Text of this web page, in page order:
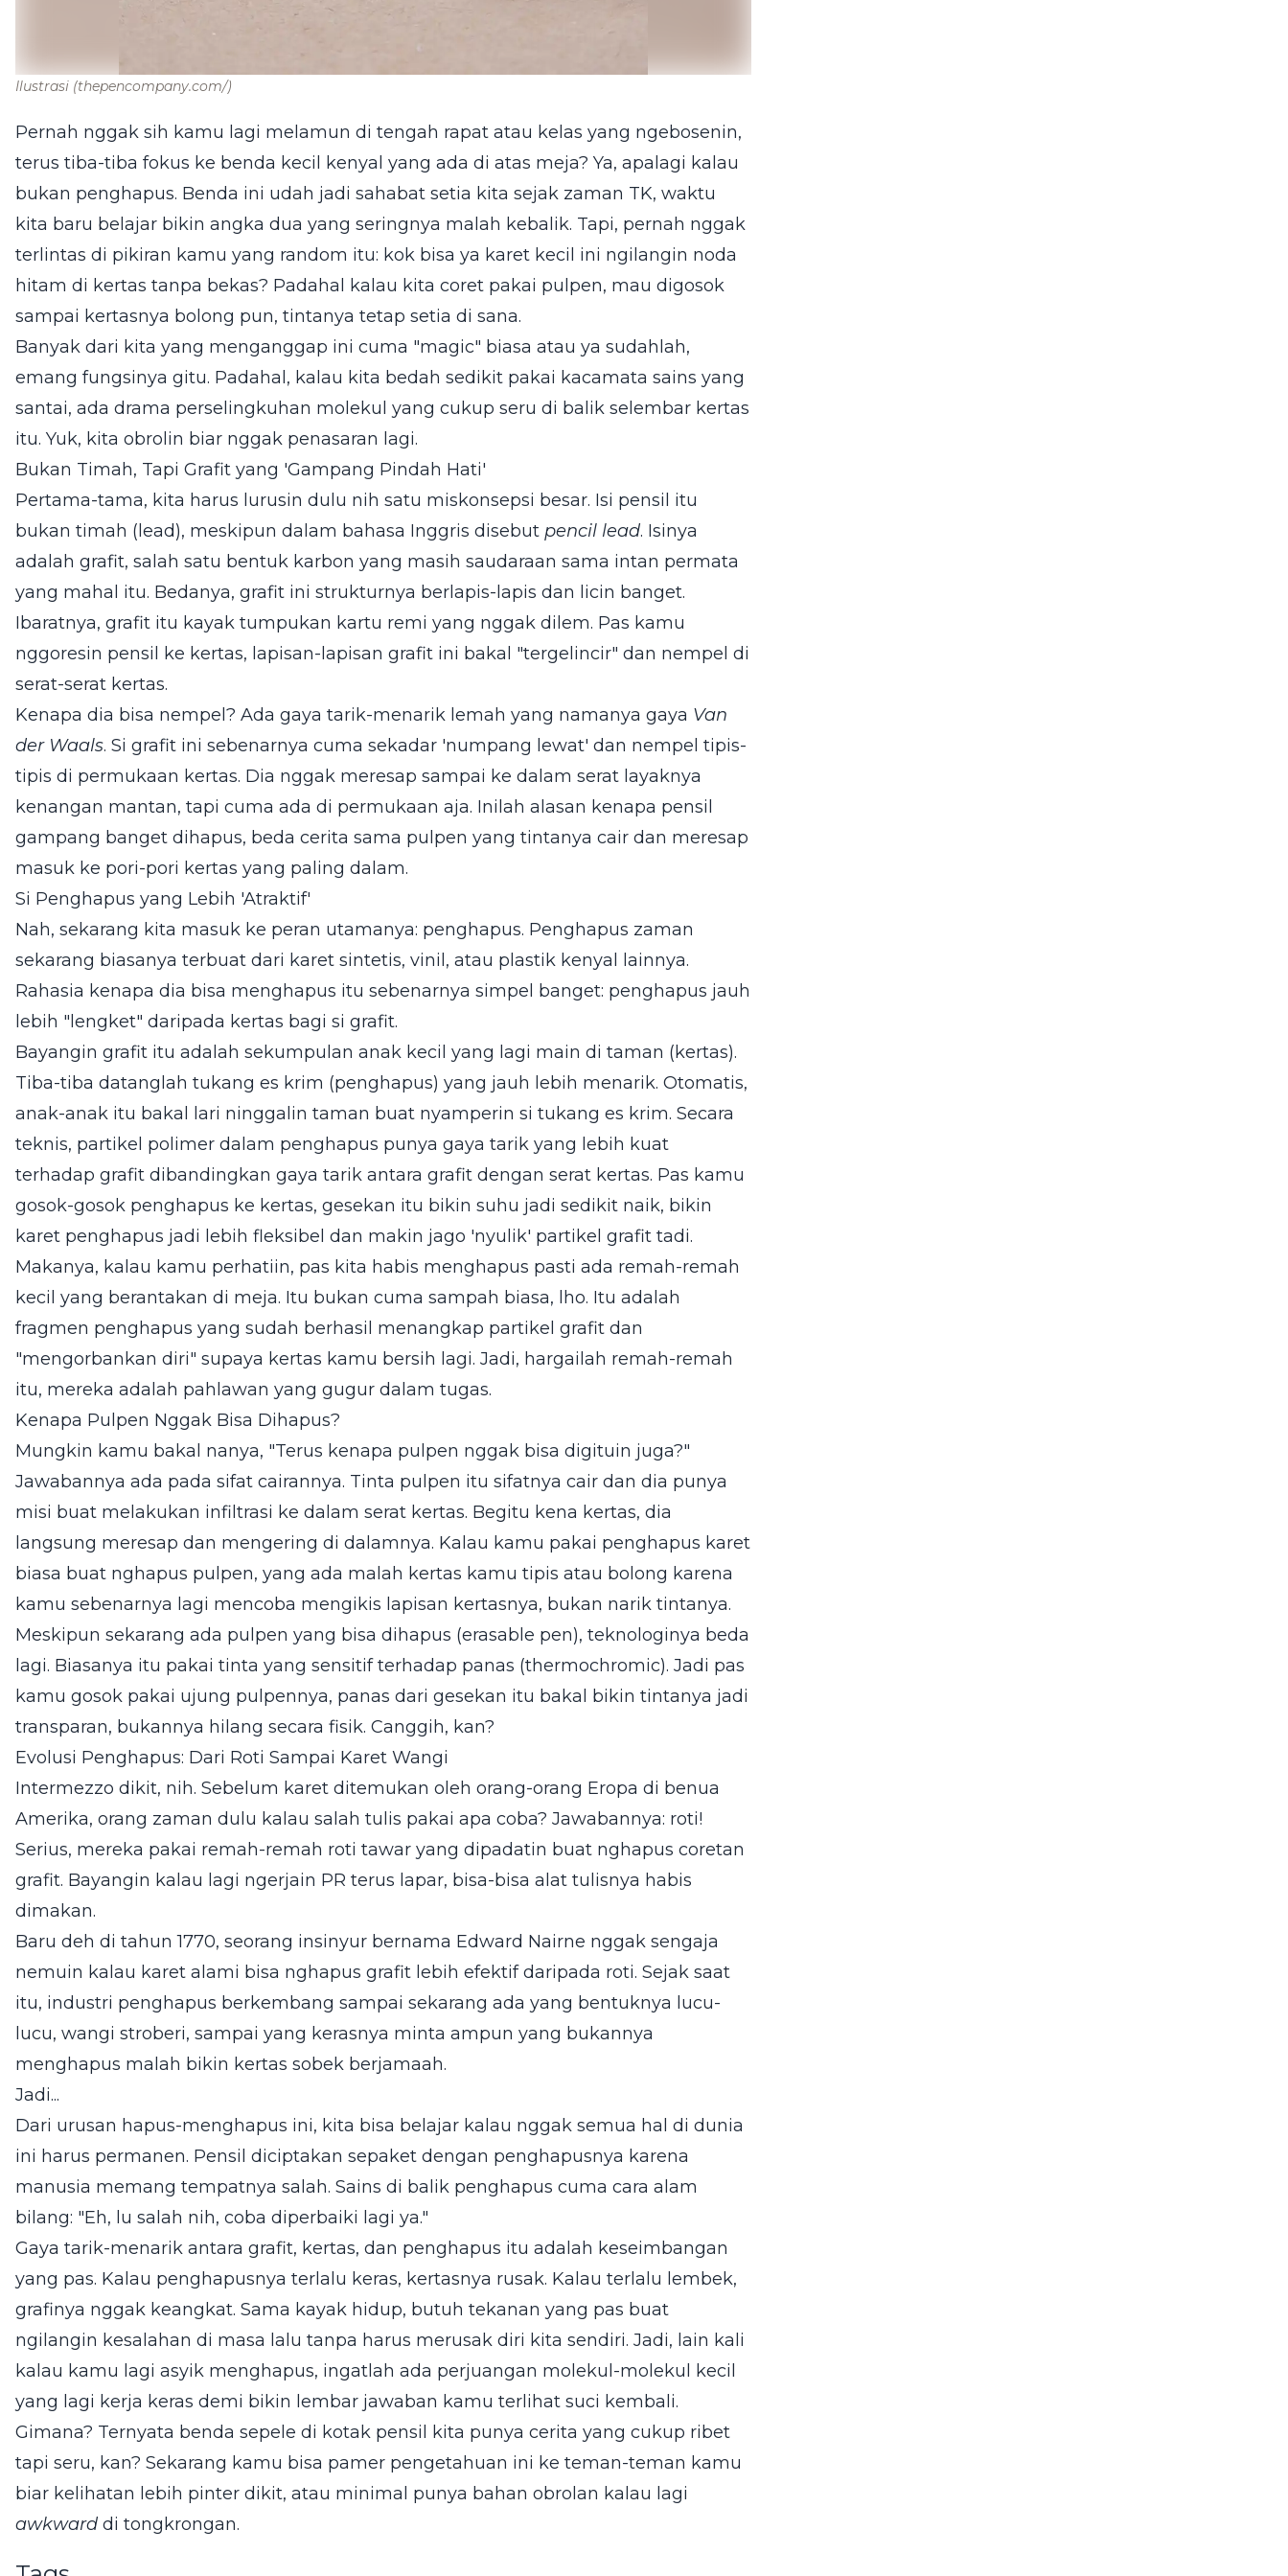
Ilustrasi (thepencompany.com/)
Pernah nggak sih kamu lagi melamun di tengah rapat atau kelas yang ngebosenin,
terus tiba-tiba fokus ke benda kecil kenyal yang ada di atas meja? Ya, apalagi kalau
bukan penghapus. Benda ini udah jadi sahabat setia kita sejak zaman TK, waktu
kita baru belajar bikin angka dua yang seringnya malah kebalik. Tapi, pernah nggak
terlintas di pikiran kamu yang random itu: kok bisa ya karet kecil ini ngilangin noda
hitam di kertas tanpa bekas? Padahal kalau kita coret pakai pulpen, mau digosok
sampai kertasnya bolong pun, tintanya tetap setia di sana.
Banyak dari kita yang menganggap ini cuma "magic" biasa atau ya sudahlah,
emang fungsinya gitu. Padahal, kalau kita bedah sedikit pakai kacamata sains yang
santai, ada drama perselingkuhan molekul yang cukup seru di balik selembar kertas
itu. Yuk, kita obrolin biar nggak penasaran lagi.
Bukan Timah, Tapi Grafit yang 'Gampang Pindah Hati'
Pertama-tama, kita harus lurusin dulu nih satu miskonsepsi besar. Isi pensil itu
bukan timah (lead), meskipun dalam bahasa Inggris disebut pencil lead. Isinya
adalah grafit, salah satu bentuk karbon yang masih saudaraan sama intan permata
yang mahal itu. Bedanya, grafit ini strukturnya berlapis-lapis dan licin banget.
Ibaratnya, grafit itu kayak tumpukan kartu remi yang nggak dilem. Pas kamu
nggoresin pensil ke kertas, lapisan-lapisan grafit ini bakal "tergelincir" dan nempel di
serat-serat kertas.
Kenapa dia bisa nempel? Ada gaya tarik-menarik lemah yang namanya gaya Van
der Waals. Si grafit ini sebenarnya cuma sekadar 'numpang lewat' dan nempel tipis-
tipis di permukaan kertas. Dia nggak meresap sampai ke dalam serat layaknya
kenangan mantan, tapi cuma ada di permukaan aja. Inilah alasan kenapa pensil
gampang banget dihapus, beda cerita sama pulpen yang tintanya cair dan meresap
masuk ke pori-pori kertas yang paling dalam.
Si Penghapus yang Lebih 'Atraktif'
Nah, sekarang kita masuk ke peran utamanya: penghapus. Penghapus zaman
sekarang biasanya terbuat dari karet sintetis, vinil, atau plastik kenyal lainnya.
Rahasia kenapa dia bisa menghapus itu sebenarnya simpel banget: penghapus jauh
lebih "lengket" daripada kertas bagi si grafit.
Bayangin grafit itu adalah sekumpulan anak kecil yang lagi main di taman (kertas).
Tiba-tiba datanglah tukang es krim (penghapus) yang jauh lebih menarik. Otomatis,
anak-anak itu bakal lari ninggalin taman buat nyamperin si tukang es krim. Secara
teknis, partikel polimer dalam penghapus punya gaya tarik yang lebih kuat
terhadap grafit dibandingkan gaya tarik antara grafit dengan serat kertas. Pas kamu
gosok-gosok penghapus ke kertas, gesekan itu bikin suhu jadi sedikit naik, bikin
karet penghapus jadi lebih fleksibel dan makin jago 'nyulik' partikel grafit tadi.
Makanya, kalau kamu perhatiin, pas kita habis menghapus pasti ada remah-remah
kecil yang berantakan di meja. Itu bukan cuma sampah biasa, lho. Itu adalah
fragmen penghapus yang sudah berhasil menangkap partikel grafit dan
"mengorbankan diri" supaya kertas kamu bersih lagi. Jadi, hargailah remah-remah
itu, mereka adalah pahlawan yang gugur dalam tugas.
Kenapa Pulpen Nggak Bisa Dihapus?
Mungkin kamu bakal nanya, "Terus kenapa pulpen nggak bisa digituin juga?"
Jawabannya ada pada sifat cairannya. Tinta pulpen itu sifatnya cair dan dia punya
misi buat melakukan infiltrasi ke dalam serat kertas. Begitu kena kertas, dia
langsung meresap dan mengering di dalamnya. Kalau kamu pakai penghapus karet
biasa buat nghapus pulpen, yang ada malah kertas kamu tipis atau bolong karena
kamu sebenarnya lagi mencoba mengikis lapisan kertasnya, bukan narik tintanya.
Meskipun sekarang ada pulpen yang bisa dihapus (erasable pen), teknologinya beda
lagi. Biasanya itu pakai tinta yang sensitif terhadap panas (thermochromic). Jadi pas
kamu gosok pakai ujung pulpennya, panas dari gesekan itu bakal bikin tintanya jadi
transparan, bukannya hilang secara fisik. Canggih, kan?
Evolusi Penghapus: Dari Roti Sampai Karet Wangi
Intermezzo dikit, nih. Sebelum karet ditemukan oleh orang-orang Eropa di benua
Amerika, orang zaman dulu kalau salah tulis pakai apa coba? Jawabannya: roti!
Serius, mereka pakai remah-remah roti tawar yang dipadatin buat nghapus coretan
grafit. Bayangin kalau lagi ngerjain PR terus lapar, bisa-bisa alat tulisnya habis
dimakan.
Baru deh di tahun 1770, seorang insinyur bernama Edward Nairne nggak sengaja
nemuin kalau karet alami bisa nghapus grafit lebih efektif daripada roti. Sejak saat
itu, industri penghapus berkembang sampai sekarang ada yang bentuknya lucu-
lucu, wangi stroberi, sampai yang kerasnya minta ampun yang bukannya
menghapus malah bikin kertas sobek berjamaah.
Jadi...
Dari urusan hapus-menghapus ini, kita bisa belajar kalau nggak semua hal di dunia
ini harus permanen. Pensil diciptakan sepaket dengan penghapusnya karena
manusia memang tempatnya salah. Sains di balik penghapus cuma cara alam
bilang: "Eh, lu salah nih, coba diperbaiki lagi ya."
Gaya tarik-menarik antara grafit, kertas, dan penghapus itu adalah keseimbangan
yang pas. Kalau penghapusnya terlalu keras, kertasnya rusak. Kalau terlalu lembek,
grafinya nggak keangkat. Sama kayak hidup, butuh tekanan yang pas buat
ngilangin kesalahan di masa lalu tanpa harus merusak diri kita sendiri. Jadi, lain kali
kalau kamu lagi asyik menghapus, ingatlah ada perjuangan molekul-molekul kecil
yang lagi kerja keras demi bikin lembar jawaban kamu terlihat suci kembali.
Gimana? Ternyata benda sepele di kotak pensil kita punya cerita yang cukup ribet
tapi seru, kan? Sekarang kamu bisa pamer pengetahuan ini ke teman-teman kamu
biar kelihatan lebih pinter dikit, atau minimal punya bahan obrolan kalau lagi
awkward di tongkrongan.